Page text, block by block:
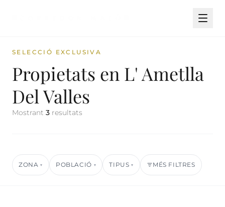
SELECCIÓ EXCLUSIVA
Propietats en L' Ametlla
Del Valles
Mostrant 3 resultats
ZONA ▾ POBLACIÓ ▾ TIPUS ▾ MÉS FILTRES